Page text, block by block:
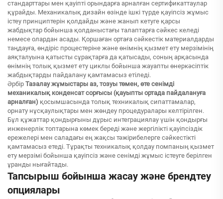
стандарттары мен қауіпті орындарға арналған сертификаттаулар
құрайды. Механикалық дизайн өзінде ішкі түрде қауіпсіз жұмыс
істеу принциптерін қолдайды және жанып кетуге қарсы
жабдықтар бойынша қолданыстағы талаптарға сәйкес келеді
немесе олардан асады. Қоршаған ортаға сәйкестік материалдарды
таңдауға, өндіріс процестеріне және өнімнің қызмет ету мерзімінің
аяқталуына қатысты сұрақтарға да қатысады, соның арқасында
өнімнің толық қызмет ету циклы бойынша жауапты өнеркәсіптік
жабдықтарды пайдалану қамтамасыз етіледі.
Әрбір Тазалау жұмыстары аз, тозуы төмен, өте сенімді
механикалық конденсат сорғысы (қауыпты ортада пайдалануға
арналған) қосымшасында толық техникалық сипаттамалар,
орнату нұсқаулықтары мен жөндеу процедуралары келтірілген.
Бұл құжаттар қондырғыны дұрыс интеграциялау үшін қондырғы
инженерлік топтарына көмек береді және жергілікті қауіпсіздік
ережелері мен саладағы ең жақсы тәжірибелерге сәйкестікті
қамтамасыз етеді. Тұрақты техникалық қолдау помпаның қызмет
ету мерзімі бойынша қауіпсіз және сенімді жұмыс істеуге берілген
ұранды нығайтады.
Тапсырыш бойынша жасау және брендтеу
опциялары